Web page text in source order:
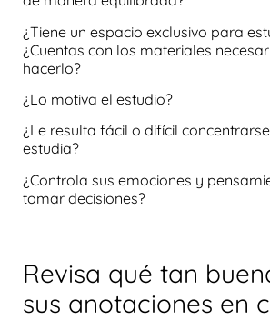
¿Tiene un espacio exclusivo para
¿Cuentas con los materiales
hacerlo?
¿Lo motiva el estudio?
¿Le resulta fácil o difícil
estudia?
¿Controla sus emociones y
tomar decisiones?
Revisa qué tan
sus anotaciones en